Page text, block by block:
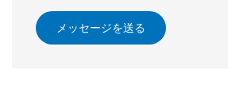
メッセージを送る